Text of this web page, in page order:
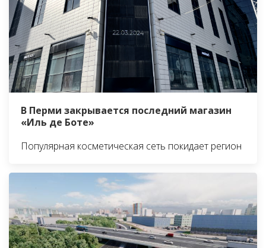
В Перми закрывается последний магазин
«Иль де Боте»
Популярная косметическая сеть покидает регион